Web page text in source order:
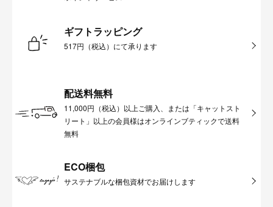
ギフトラッピング
517円（税込）にて承ります
配送料無料
11,000円（税込）以上ご購入、または「キャットスト
リート」以上の会員様はオンラインブティックで送料
無料
ECO梱包
サステナブルな梱包資材でお届けします